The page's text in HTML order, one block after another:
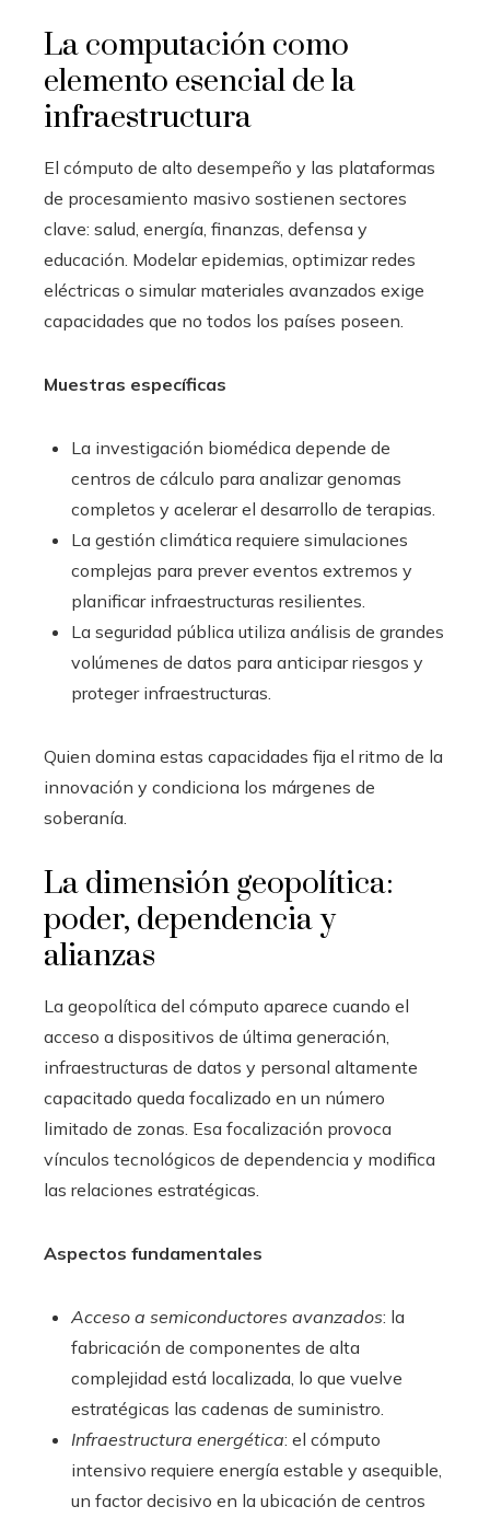
La computación como
elemento esencial de la
infraestructura
El cómputo de alto desempeño y las plataformas
de procesamiento masivo sostienen sectores
clave: salud, energía, finanzas, defensa y
educación. Modelar epidemias, optimizar redes
eléctricas o simular materiales avanzados exige
capacidades que no todos los países poseen.
Muestras específicas
La investigación biomédica depende de
centros de cálculo para analizar genomas
completos y acelerar el desarrollo de terapias.
La gestión climática requiere simulaciones
complejas para prever eventos extremos y
planificar infraestructuras resilientes.
La seguridad pública utiliza análisis de grandes
volúmenes de datos para anticipar riesgos y
proteger infraestructuras.
Quien domina estas capacidades fija el ritmo de la
innovación y condiciona los márgenes de
soberanía.
La dimensión geopolítica:
poder, dependencia y
alianzas
La geopolítica del cómputo aparece cuando el
acceso a dispositivos de última generación,
infraestructuras de datos y personal altamente
capacitado queda focalizado en un número
limitado de zonas. Esa focalización provoca
vínculos tecnológicos de dependencia y modifica
las relaciones estratégicas.
Aspectos fundamentales
Acceso a semiconductores avanzados: la
fabricación de componentes de alta
complejidad está localizada, lo que vuelve
estratégicas las cadenas de suministro.
Infraestructura energética: el cómputo
intensivo requiere energía estable y asequible,
un factor decisivo en la ubicación de centros